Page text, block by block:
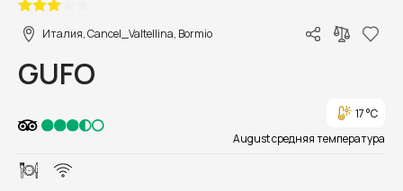
Италия, Cancel_Valtellina, Bormio
GUFO
17 °C
August средняя температура